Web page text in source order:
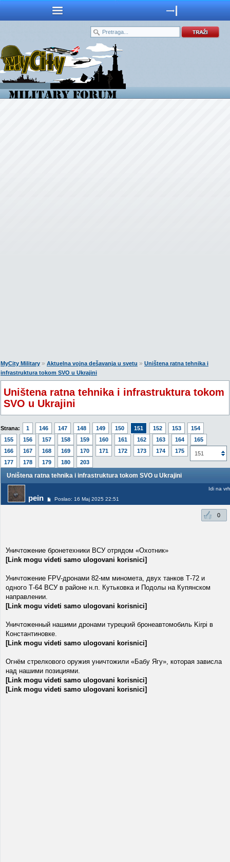
MyCity Military » Aktuelna vojna dešavanja u svetu » Uništena ratna tehnika i
infrastruktura tokom SVO u Ukrajini
Uništena ratna tehnika i infrastruktura tokom
SVO u Ukrajini
Strana: 1 146 147 148 149 150 151 152 153
154
155
156 157 158 159 160 161 162 163 164
165
166
167 168 169 170 171 172 173 174 175
176
177
178 179 180 203
151
Uništena ratna tehnika i infrastruktura tokom SVO u Ukrajini
pein Poslao: 16 Maj 2025 22:51
Idi na vrh
0
Уничтожение бронетехники ВСУ отрядом «Охотник»
[Link mogu videti samo ulogovani korisnici]
Уничтожение FPV-дронами 82-мм миномета, двух танков Т-72 и
одного Т-64 ВСУ в районе н.п. Кутьковка и Подолы на Купянском
направлении.
[Link mogu videti samo ulogovani korisnici]
Уничтоженный нашими дронами турецкий бронеавтомобиль Kirpi в
Константиновке.
[Link mogu videti samo ulogovani korisnici]
Огнём стрелкового оружия уничтожили «Бабу Ягу», которая зависла
над нашими позициями.
[Link mogu videti samo ulogovani korisnici]
[Link mogu videti samo ulogovani korisnici]